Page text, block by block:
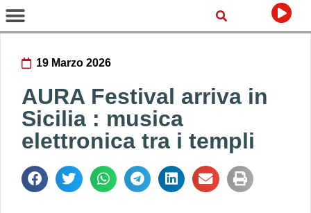
19 Marzo 2026
AURA Festival arriva in
Sicilia : musica
elettronica tra i templi